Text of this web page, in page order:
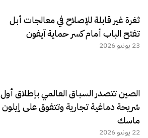
ثغرة غير قابلة للإصلاح في معالجات أبل
تفتح الباب أمام كسر حماية آيفون
23 يونيو 2026
الصين تتصدر السباق العالمي بإطلاق أول
شريحة دماغية تجارية وتتفوق على إيلون
ماسك
22 يونيو 2026